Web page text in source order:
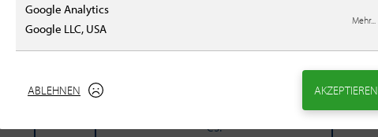
QimiQ Classic Vanille ermöglicht
es.
Google Analytics
Google LLC, USA
Mehr...
ABLEHNEN AKZEPTIEREN